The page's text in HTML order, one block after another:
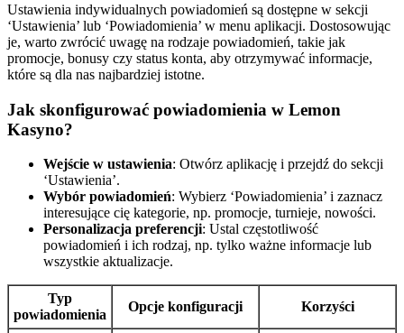
Ustawienia indywidualnych powiadomień są dostępne w sekcji
‘Ustawienia’ lub ‘Powiadomienia’ w menu aplikacji. Dostosowując
je, warto zwrócić uwagę na rodzaje powiadomień, takie jak
promocje, bonusy czy status konta, aby otrzymywać informacje,
które są dla nas najbardziej istotne.
Jak skonfigurować powiadomienia w Lemon
Kasyno?
Wejście w ustawienia: Otwórz aplikację i przejdź do sekcji
‘Ustawienia’.
Wybór powiadomień: Wybierz ‘Powiadomienia’ i zaznacz
interesujące cię kategorie, np. promocje, turnieje, nowości.
Personalizacja preferencji: Ustal częstotliwość
powiadomień i ich rodzaj, np. tylko ważne informacje lub
wszystkie aktualizacje.
Typ
powiadomienia
Opcje konfiguracji Korzyści